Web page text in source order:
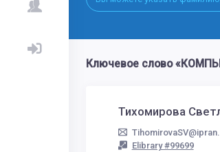
Ключевое слово
Тихомирова
Elibrary #99699